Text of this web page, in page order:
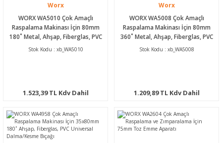
Worx
WORX WA5010 Çok Amaçlı
Raspalama Makinası İçin 80mm
180˚ Metal, Ahşap, Fiberglas, PVC
Universal Kesme Bıçağ
Stok Kodu : xb_WA5010
1.523,39 TL Kdv Dahil
Worx
WORX WA5008 Çok Amaçlı
Raspalama Makinası İçin 80mm
360˚ Metal, Ahşap, Fiberglas, PVC
Universal Kesme Bıçağı
Stok Kodu : xb_WA5008
1.209,89 TL Kdv Dahil